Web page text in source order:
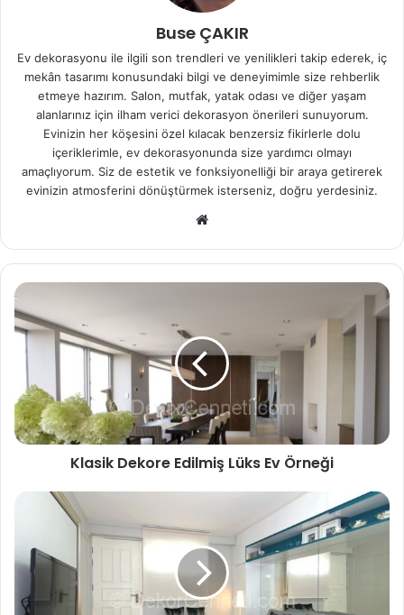
Buse ÇAKIR
Ev dekorasyonu ile ilgili son trendleri ve yenilikleri takip ederek, iç
mekân tasarımı konusundaki bilgi ve deneyimimle size rehberlik
etmeye hazırım. Salon, mutfak, yatak odası ve diğer yaşam
alanlarınız için ilham verici dekorasyon önerileri sunuyorum.
Evinizin her köşesini özel kılacak benzersiz fikirlerle dolu
içeriklerimle, ev dekorasyonunda size yardımcı olmayı
amaçlıyorum. Siz de estetik ve fonksiyonelliği bir araya getirerek
evinizin atmosferini dönüştürmek isterseniz, doğru yerdesiniz.
sit
esi
Klasik Dekore Edilmiş Lüks Ev Örneği